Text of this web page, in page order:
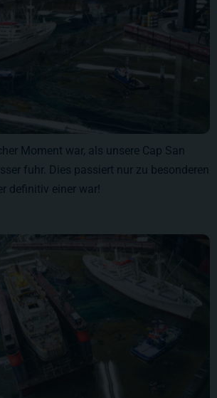
Moment war, als unsere Cap San
fuhr. Dies passiert nur zu besonderen
definitiv einer war!